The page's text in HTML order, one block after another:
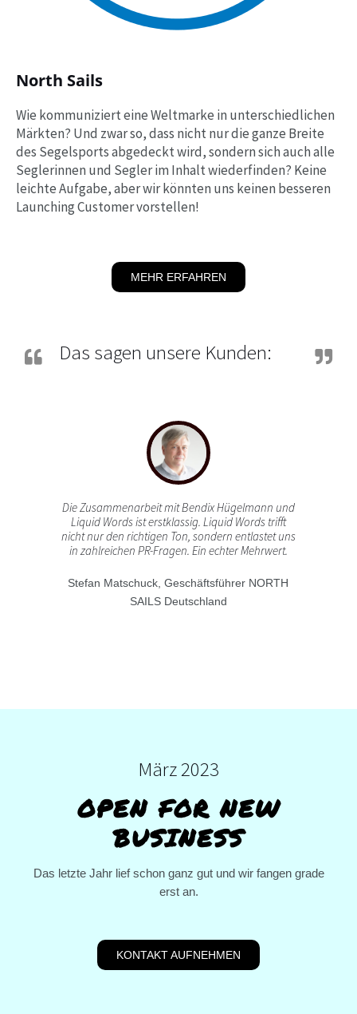
North Sails
Wie kommuniziert eine Weltmarke in unterschiedlichen
Märkten? Und zwar so, dass nicht nur die ganze Breite
des Segelsports abgedeckt wird, sondern sich auch alle
Seglerinnen und Segler im Inhalt wiederfinden? Keine
leichte Aufgabe, aber wir könnten uns keinen besseren
Launching Customer vorstellen!
MEHR ERFAHREN
Das sagen unsere Kunden:
Die Zusammenarbeit mit Bendix Hügelmann und
Liquid Words ist erstklassig. Liquid Words trifft
nicht nur den richtigen Ton, sondern entlastet uns
in zahlreichen PR-Fragen. Ein echter Mehrwert.
Stefan Matschuck,Geschäftsführer NORTH
SAILS Deutschland
März 2023
OPEN FOR NEW
BUSINESS
Das letzte Jahr lief schon ganz gut und wir fangen grade
erst an.
KONTAKT AUFNEHMEN